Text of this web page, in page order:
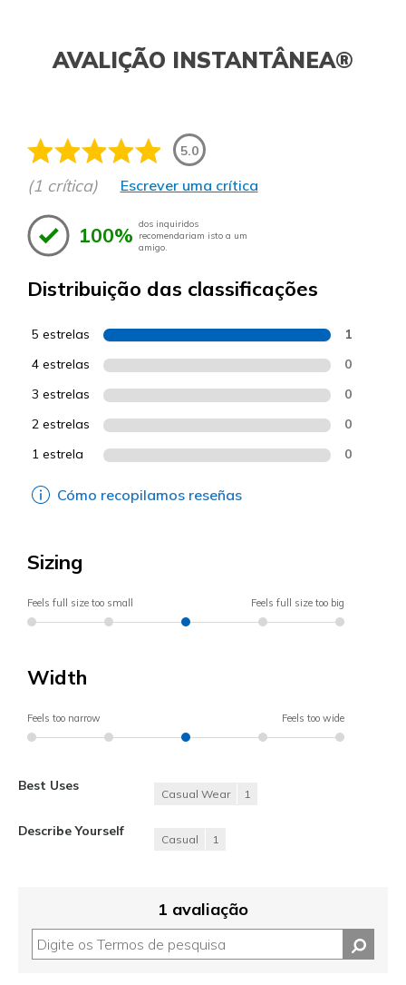
AVALIÇÃO INSTANTÂNEA®
5.0
(1 crítica) Escrever uma crítica
100% dos inquiridos
recomendariam isto a um
amigo.
Distribuição das classificações
5 estrelas 1
4 estrelas 0
3 estrelas 0
2 estrelas 0
1 estrela 0
Cómo recopilamos reseñas
Sizing
Feels full size too small Feels full size too big
Width
Feels too narrow Feels too wide
Best Uses
Casual Wear 1
Describe Yourself
Casual 1
1 avaliação